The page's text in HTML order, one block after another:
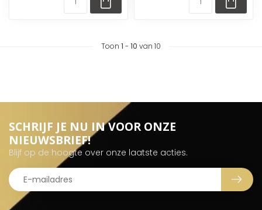
Toon 1 - 10 van 10
SCHRIJF JE NU IN VOOR ONZE
NIEUWSBRIEF!
Blijf op de hoogte over onze laatste acties.